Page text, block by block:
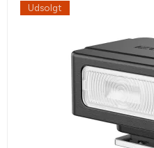
Udsolgt